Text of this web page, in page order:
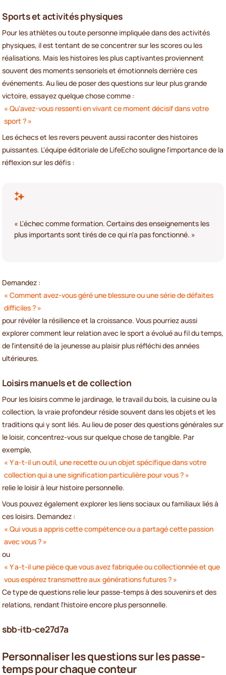
Sports et activités physiques
Pour les athlètes ou toute personne impliquée dans des activités
physiques, il est tentant de se concentrer sur les scores ou les
réalisations. Mais les histoires les plus captivantes proviennent
souvent des moments sensoriels et émotionnels derrière ces
événements. Au lieu de poser des questions sur leur plus grande
victoire, essayez quelque chose comme :
« Qu'avez-vous ressenti en vivant ce moment décisif dans votre
sport ? »
Les échecs et les revers peuvent aussi raconter des histoires
puissantes. L'équipe éditoriale de LifeEcho souligne l'importance de la
réflexion sur les défis :
« L'échec comme formation. Certains des enseignements les
plus importants sont tirés de ce qui n'a pas fonctionné. »
Demandez :
« Comment avez-vous géré une blessure ou une série de défaites
difficiles ? »
pour révéler la résilience et la croissance. Vous pourriez aussi
explorer comment leur relation avec le sport a évolué au fil du temps,
de l'intensité de la jeunesse au plaisir plus réfléchi des années
ultérieures.
Loisirs manuels et de collection
Pour les loisirs comme le jardinage, le travail du bois, la cuisine ou la
collection, la vraie profondeur réside souvent dans les objets et les
traditions qui y sont liés. Au lieu de poser des questions générales sur
le loisir, concentrez-vous sur quelque chose de tangible. Par
exemple,
« Y a-t-il un outil, une recette ou un objet spécifique dans votre
collection qui a une signification particulière pour vous ? »
relie le loisir à leur histoire personnelle.
Vous pouvez également explorer les liens sociaux ou familiaux liés à
ces loisirs. Demandez :
« Qui vous a appris cette compétence ou a partagé cette passion
avec vous ? »
ou
« Y a-t-il une pièce que vous avez fabriquée ou collectionnée et que
vous espérez transmettre aux générations futures ? »
Ce type de questions relie leur passe-temps à des souvenirs et des
relations, rendant l'histoire encore plus personnelle.
sbb-itb-ce27d7a
Personnaliser les questions sur les passe-
temps pour chaque conteur